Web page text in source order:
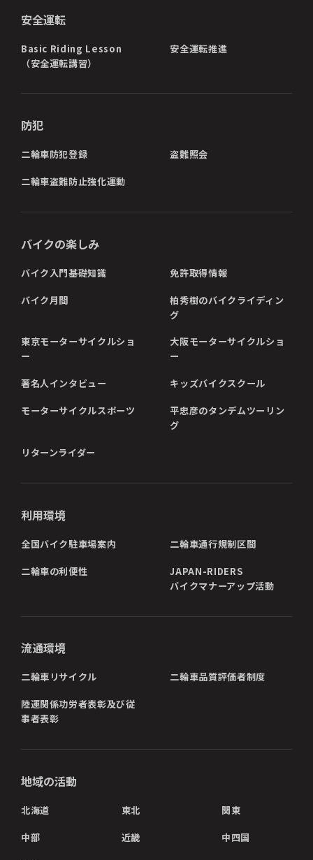
安全運転
Basic Riding Lesson
（安全運転講習）
安全運転推進
防犯
二輪車防犯登録 盗難照会
二輪車盗難防止強化運動
バイクの楽しみ
バイク入門基礎知識 免許取得情報
バイク月間
柏秀樹のバイクライディン
グ
東京モーターサイクルショ
ー
大阪モーターサイクルショ
ー
著名人インタビュー キッズバイクスクール
モーターサイクルスポーツ
平忠彦のタンデムツーリン
グ
リターンライダー
利用環境
全国バイク駐車場案内 二輪車通行規制区間
二輪車の利便性
JAPAN-RIDERS
バイクマナーアップ活動
流通環境
二輪車リサイクル 二輪車品質評価者制度
陸運関係功労者表彰及び従
事者表彰
地域の活動
北海道 東北 関東
中部 近畿 中四国